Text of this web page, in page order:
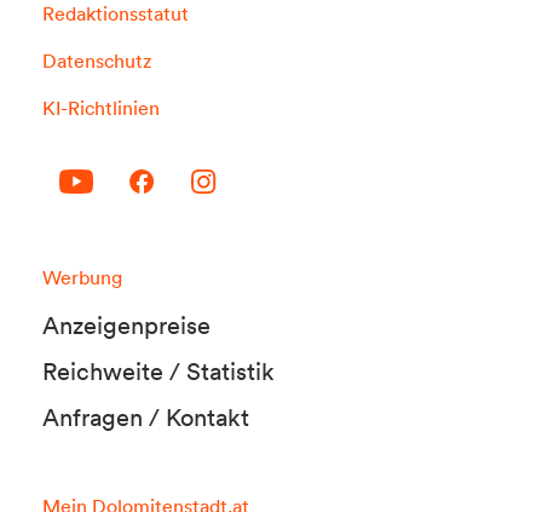
Redaktionsstatut
Datenschutz
KI-Richtlinien
Werbung
Anzeigenpreise
Reichweite / Statistik
Anfragen / Kontakt
Mein Dolomitenstadt.at